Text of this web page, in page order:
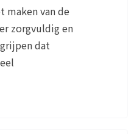
maken van de
zorgvuldig en
dat